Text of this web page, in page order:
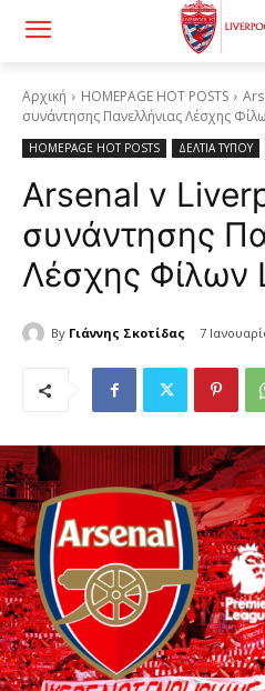
Αρχική HOMEPAGE HOT POSTS
συνάντησης Πανελλήνιας Λέσχης
HOMEPAGE HOT POSTS ΔΕΛΤΙΑ ΤΥΠΟΥ
Arsenal v
συνάντησης
Λέσχης Φίλων
By Γιάννης Σκοτίδας 7